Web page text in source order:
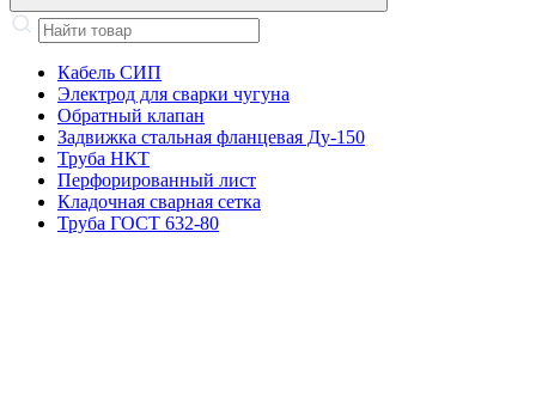
Кабель СИП
Электрод для сварки чугуна
Обратный клапан
Задвижка стальная фланцевая Ду-150
Труба НКТ
Перфорированный лист
Кладочная сварная сетка
Труба ГОСТ 632-80